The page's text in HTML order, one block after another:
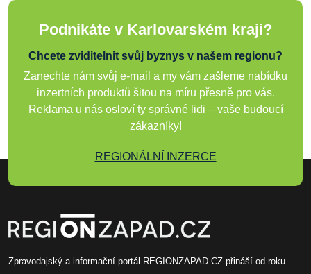
Podnikáte v Karlovarském kraji?
Chcete zviditelnit svůj byznys v našem regionu?
Zanechte nám svůj e-mail a my vám zašleme nabídku
inzertních produktů šitou na míru přesně pro vás.
Reklama u nás osloví ty správné lidi – vaše budoucí
zákazníky!
REGIONÁLNÍ INZERCE
Zpravodajský a informační portál REGIONZAPAD.CZ přináší od roku